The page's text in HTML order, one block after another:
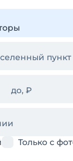
пункт
до, ₽
Только с